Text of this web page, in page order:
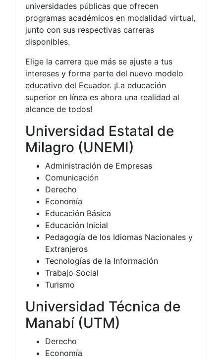
universidades públicas que ofrecen
programas académicos en modalidad virtual,
junto con sus respectivas carreras
disponibles.
Elige la carrera que más se ajuste a tus
intereses y forma parte del nuevo modelo
educativo del Ecuador. ¡La educación
superior en línea es ahora una realidad al
alcance de todos!
Universidad Estatal de
Milagro (UNEMI)
Administración de Empresas
Comunicación
Derecho
Economía
Educación Básica
Educación Inicial
Pedagogía de los Idiomas Nacionales y
Extranjeros
Tecnologías de la Información
Trabajo Social
Turismo
Universidad Técnica de
Manabí (UTM)
Derecho
Economía